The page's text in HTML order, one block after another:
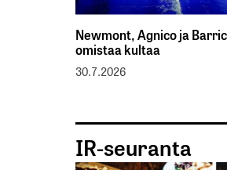
Newmont, Agnico ja
omistaa kultaa
30.7.2026
IR-seuranta